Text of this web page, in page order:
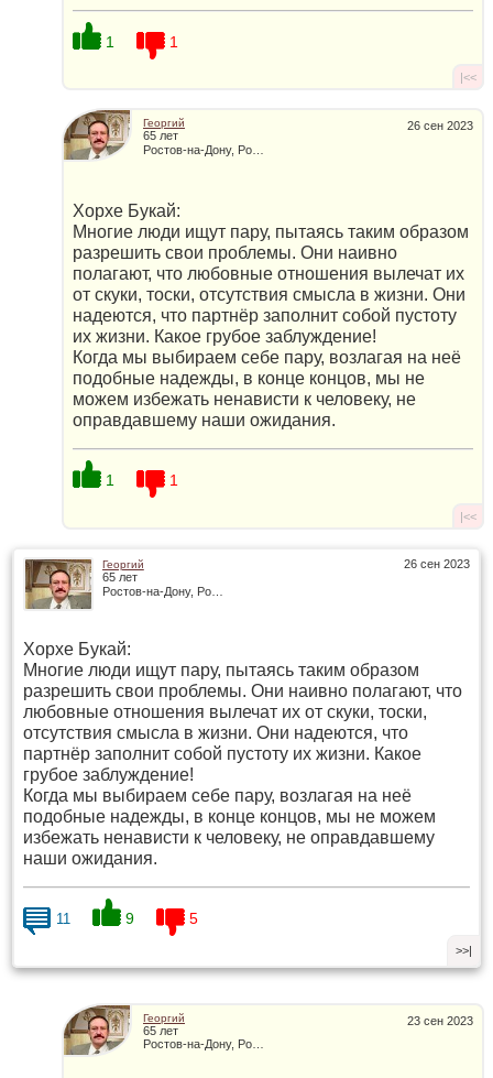
1 1
|<<
26 сен 2023
Георгий
65 лет
Хорхе Букай:
Многие люди ищут пару, пытаясь таким образом
разрешить свои проблемы. Они наивно
полагают, что любовные отношения вылечат их
от скуки, тоски, отсутствия смысла в жизни. Они
надеются, что партнёр заполнит собой пустоту
их жизни. Какое грубое заблуждение!
Когда мы выбираем себе пару, возлагая на неё
подобные надежды, в конце концов, мы не
можем избежать ненависти к человеку, не
оправдавшему наши ожидания.
1 1
|<<
26 сен 2023
Георгий
65 лет
Ростов-на-Дону, Россия
Хорхе Букай:
Многие люди ищут пару, пытаясь таким образом
разрешить свои проблемы. Они наивно полагают, что
любовные отношения вылечат их от скуки, тоски,
отсутствия смысла в жизни. Они надеются, что
партнёр заполнит собой пустоту их жизни. Какое
грубое заблуждение!
Когда мы выбираем себе пару, возлагая на неё
подобные надежды, в конце концов, мы не можем
избежать ненависти к человеку, не оправдавшему
наши ожидания.
11 9 5
>>|
23 сен 2023
Георгий
65 лет